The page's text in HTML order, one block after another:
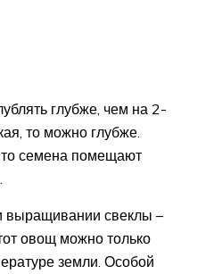
глубже, чем на 2-
то можно глубже.
семена помещают
выращивании свеклы –
овощ можно только
земли. Особой